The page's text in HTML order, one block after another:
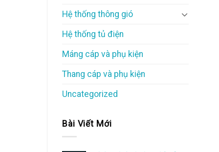
Hệ thống thông gió
Hệ thống tủ điện
Máng cáp và phụ kiện
Thang cáp và phụ kiện
Uncategorized
Bài Viết Mới